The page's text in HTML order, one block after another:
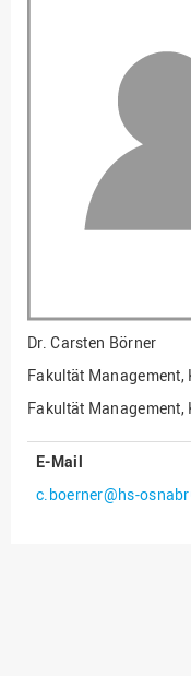
und Informatik
Fakultät Management,
Kultur und Technik
Fakultät Wirtschafts-
Sozialwissenschaften
Finanzen
Gesellschaftliches
Hochschulplanung/-
strategie
Dr. Carsten Börner
Fakultät Management,
Fakultät Management,
E-Mail
c.boerner@hs-